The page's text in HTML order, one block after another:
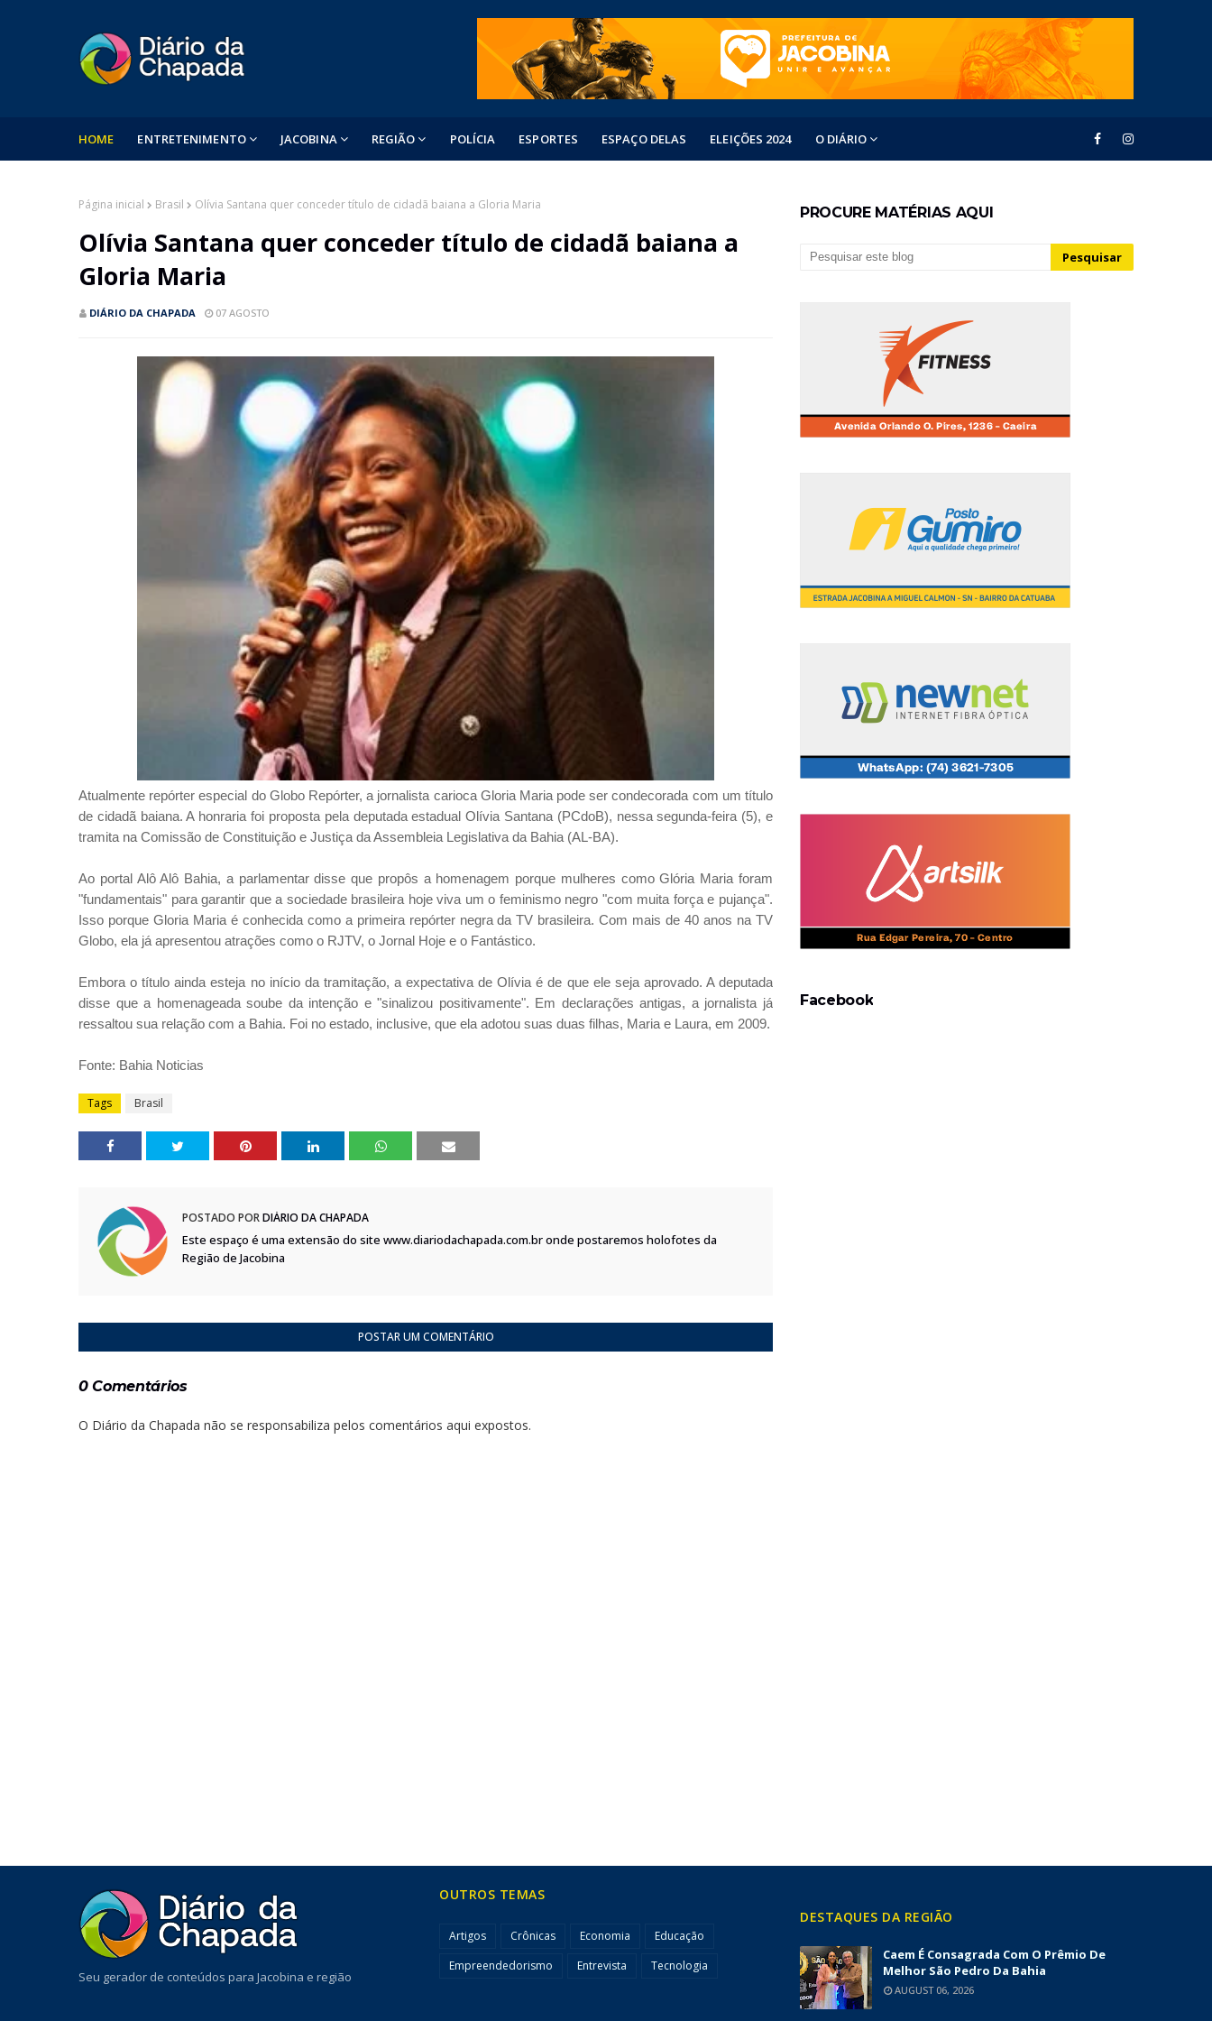
HOME ENTRETENIMENTO JACOBINA REGIÃO POLÍCIA ESPORTES ESPAÇO DELAS ELEIÇÕES 2024 O DIÁRIO
Página inicial Brasil Olívia Santana quer conceder título de cidadã baiana a Gloria Maria
Olívia Santana quer conceder título de cidadã baiana a
Gloria Maria
DIÁRIO DA CHAPADA 07 AGOSTO
Atualmente repórter especial do Globo Repórter, a jornalista carioca Gloria Maria pode ser condecorada com um título
de cidadã baiana. A honraria foi proposta pela deputada estadual Olívia Santana (PCdoB), nessa segunda-feira (5), e
tramita na Comissão de Constituição e Justiça da Assembleia Legislativa da Bahia (AL-BA).
Ao portal Alô Alô Bahia, a parlamentar disse que propôs a homenagem porque mulheres como Glória Maria foram
"fundamentais" para garantir que a sociedade brasileira hoje viva um o feminismo negro "com muita força e pujança".
Isso porque Gloria Maria é conhecida como a primeira repórter negra da TV brasileira. Com mais de 40 anos na TV
Globo, ela já apresentou atrações como o RJTV, o Jornal Hoje e o Fantástico.
Embora o título ainda esteja no início da tramitação, a expectativa de Olívia é de que ele seja aprovado. A deputada
disse que a homenageada soube da intenção e "sinalizou positivamente". Em declarações antigas, a jornalista já
ressaltou sua relação com a Bahia. Foi no estado, inclusive, que ela adotou suas duas filhas, Maria e Laura, em 2009.
Fonte: Bahia Noticias
Tags Brasil
POSTADO PORDIÁRIO DA CHAPADA
Este espaço é uma extensão do site www.diariodachapada.com.br onde postaremos holofotes da
Região de Jacobina
POSTAR UM COMENTÁRIO
0 Comentários
O Diário da Chapada não se responsabiliza pelos comentários aqui expostos.
PROCURE MATÉRIAS AQUI
Facebook
Seu gerador de conteúdos para Jacobina e região
OUTROS TEMAS
Artigos Crônicas Economia
Educação
Empreendedorismo
Entrevista Tecnologia
DESTAQUES DA REGIÃO
Caem É Consagrada Com O Prêmio De
Melhor São Pedro Da Bahia
AUGUST 06, 2026